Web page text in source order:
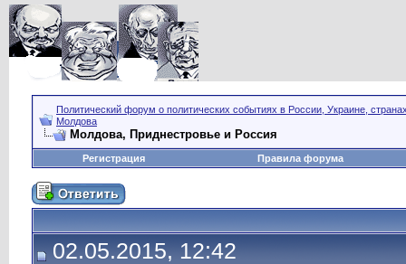
Политический форум о политических событиях в России, Украине,
Молдова
Молдова, Приднестровье и Россия
Регистрация Правила форума
02.05.2015, 12:42